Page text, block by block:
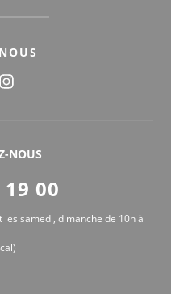
NOUS
00
samedi, dimanche de 10h à